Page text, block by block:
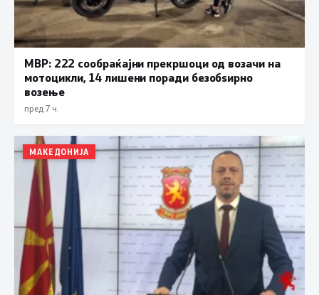
МВР: 222 сообраќајни прекршоци од возачи на
мотоцикли, 14 лишени поради безобѕирно
возење
пред 7 ч.
МАКЕДОНИЈА